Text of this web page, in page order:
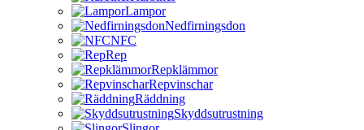
Lampor
Nedfirningsdon
NFC
Rep
Repklämmor
Repvinschar
Räddning
Skyddsutrustning